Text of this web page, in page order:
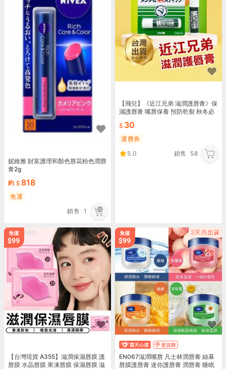
妮維雅 財富護理和顏色唇花粉色潤唇
膏2g
約
818
免運
銷售 1
【飛兒】《近江兄弟 滋潤護唇膏》保
濕護唇膏 嘴唇保養 預防乾裂 秋冬必
30
運費券
5.0
銷售 58
【台灣現貨 A355】滋潤保濕唇膜 護
唇膜 水晶唇膜 果凍唇膜 保濕唇膜 滋
EN067滋潤嘴唇 凡士林潤唇膏 絲幕
唇膜護唇膏 迷你護唇膏 潤唇膏 睡眠